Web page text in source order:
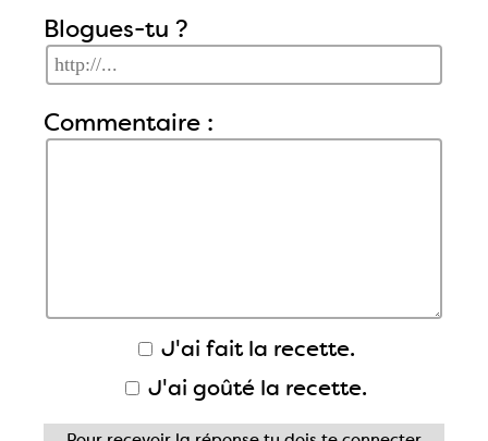
Blogues-tu ?
Commentaire :
J'ai fait la recette.
J'ai goûté la recette.